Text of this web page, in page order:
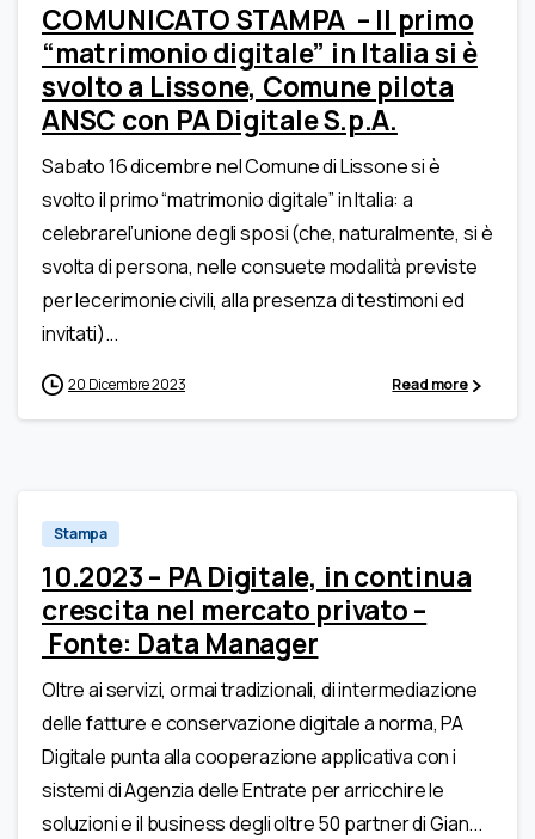
COMUNICATO STAMPA – Il primo
“matrimonio digitale” in Italia si è
svolto a Lissone, Comune pilota
ANSC con PA Digitale S.p.A.
Sabato 16 dicembre nel Comune di Lissone si è
svolto il primo “matrimonio digitale” in Italia: a
celebrarel’unione degli sposi (che, naturalmente, si è
svolta di persona, nelle consuete modalità previste
per lecerimonie civili, alla presenza di testimoni ed
invitati)...
20 Dicembre 2023 Read more
Stampa
10.2023 – PA Digitale, in continua
crescita nel mercato privato –
Fonte: Data Manager
Oltre ai servizi, ormai tradizionali, di intermediazione
delle fatture e conservazione digitale a norma, PA
Digitale punta alla cooperazione applicativa con i
sistemi di Agenzia delle Entrate per arricchire le
soluzioni e il business degli oltre 50 partner di Gian...